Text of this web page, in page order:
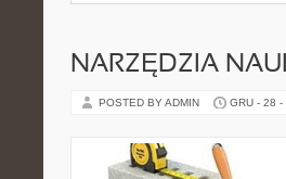
NARZĘDZIA
POSTED BY ADMIN GRU - 28 -